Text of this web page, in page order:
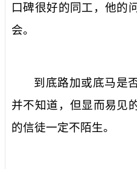
口碑很好的同工，他的
会。
到底路加或底马是
并不知道，但显而易见
的信徒一定不陌生。